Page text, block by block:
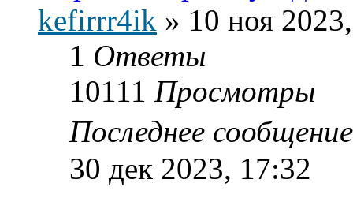
kefirrr4ik » 10 ноя
1 Ответы
10111 Просмотры
Последнее
30 дек 2023, 17:32